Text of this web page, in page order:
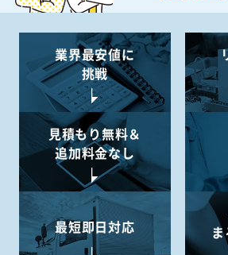
業界最安値に
挑戦
見積もり無料＆
追加料金なし
最短即日対応